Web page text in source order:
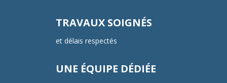
TRAVAUX SOIGNÉS
et délais respectés
UNE ÉQUIPE DÉDIÉE